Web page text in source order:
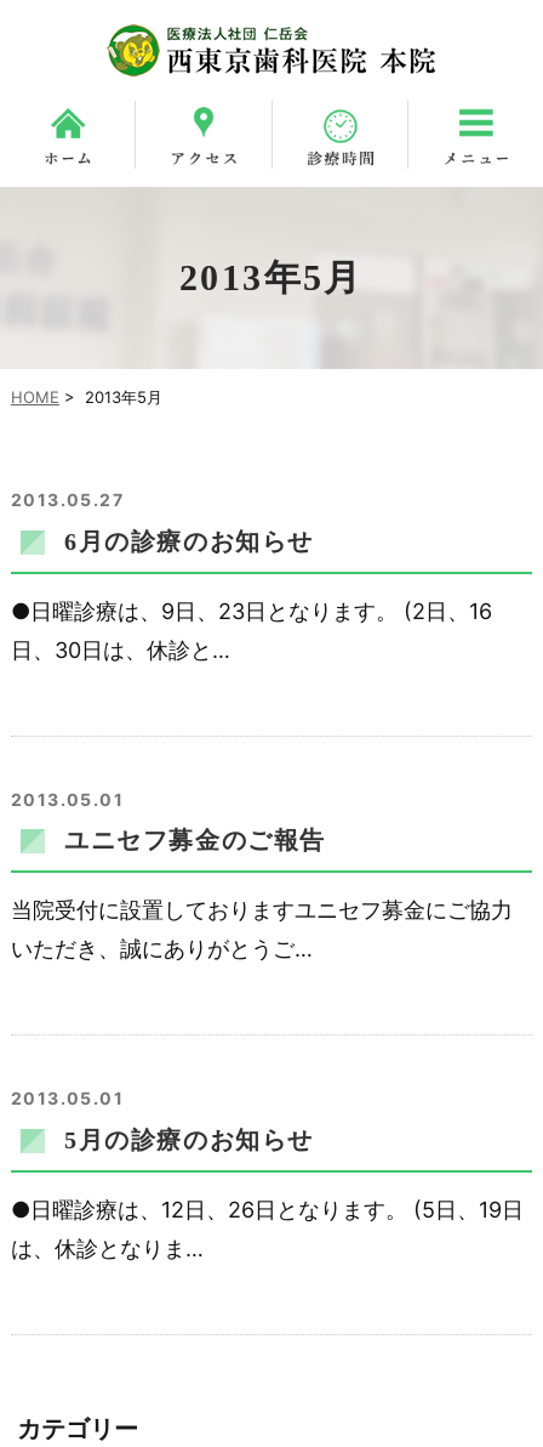
2013年5月
HOME > 2013年5月
2013.05.27
6月の診療のお知らせ
●日曜診療は、9日、23日となります。 (2日、16
日、30日は、休診と…
2013.05.01
ユニセフ募金のご報告
当院受付に設置しておりますユニセフ募金にご協力
いただき、誠にありがとうご…
2013.05.01
5月の診療のお知らせ
●日曜診療は、12日、26日となります。 (5日、19日
は、休診となりま…
カテゴリー